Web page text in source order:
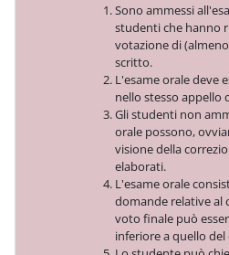
Sono ammessi
studenti che hanno
votazione di
scritto.
L'esame orale deve
nello stesso appello
Gli studenti non
orale possono,
visione della
elaborati.
L'esame orale
domande relative al
voto finale può
inferiore a quello